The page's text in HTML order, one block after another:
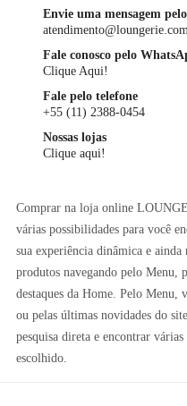
Envie uma mensagem
Fale conosco pelo
Clique Aqui!
Fale pelo telefone
+55 (11) 2388-0454
Nossas lojas
Clique aqui!
Comprar na loja online
várias possibilidades para você
sua experiência dinâmica e
produtos navegando pelo Menu,
destaques da Home. Pelo Menu,
ou pelas últimas novidades do
pesquisa direta e encontrar
escolhido.